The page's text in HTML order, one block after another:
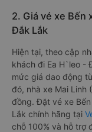
2. Giá vé xe Bến
Đắk Lắk
Hiện tại, theo cập
khách đi Ea H`leo -
mức giá dao động
đó, nhà xe Mai
đồng. Đặt vé xe
Lắk chính hãng tại
chỗ 100% và hỗ trợ